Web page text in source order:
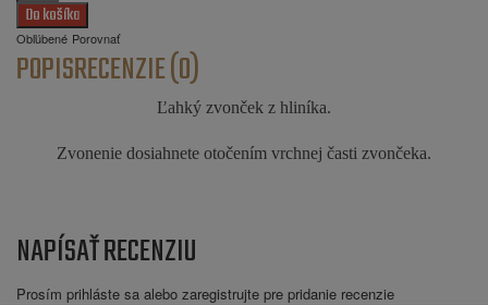
Obľúbené Porovnať
POPISRECENZIE (0)
Ľahký zvonček z hliníka.
Zvonenie dosiahnete otočením vrchnej časti zvončeka.
NAPÍSAŤ RECENZIU
Prosím prihláste sa alebo zaregistrujte pre pridanie recenzie